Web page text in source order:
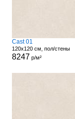
Cast 01
120x120 см, пол/стены
8247 р/м²